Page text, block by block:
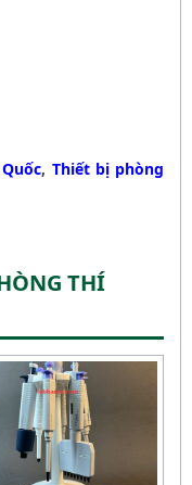
, Thiết bị phòng
THÍ